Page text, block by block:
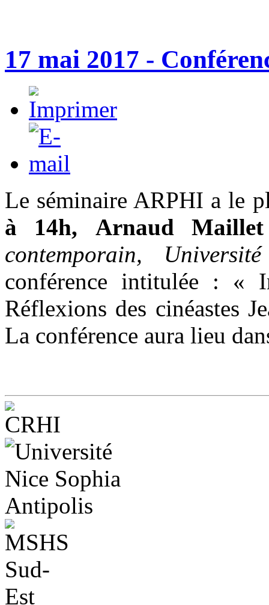
17 mai 2017 -
Le séminaire ARPHI a le
à 14h,
Arnaud Maillet
contemporain,
conférence intitulée : «
Réflexions des cinéastes
La conférence aura lieu